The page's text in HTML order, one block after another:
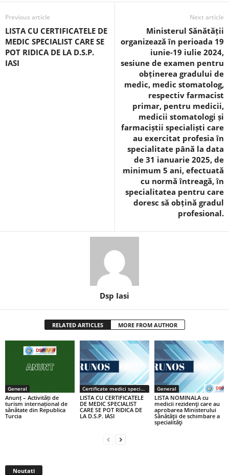
Previous article
LISTA CU CERTIFICATELE DE
MEDIC SPECIALIST CARE SE
POT RIDICA DE LA D.S.P.
IASI
Next article
Ministerul Sănătății
organizează în perioada 19
iunie-19 iulie 2024,
sesiune de examen pentru
obținerea gradului de
medic, medic stomatolog,
respectiv farmacist
primar, pentru medicii,
medicii stomatologi și
farmaciștii specialiști care
au exercitat profesia în
specialitate până la data
de 31 ianuarie 2025, de
minimum 5 ani, efectuată
cu normă întreagă, în
specialitatea pentru care
doresc să obțină gradul
profesional.
Dsp Iasi
RELATED ARTICLES MORE FROM AUTHOR
General
Anunț – Activități de
turism internațional de
sănătate din Republica
Turcia
Certificate medici specialiști / primari
LISTA CU CERTIFICATELE
DE MEDIC SPECIALIST
CARE SE POT RIDICA DE
LA D.S.P. IASI
General
LISTA NOMINALA cu
medicii rezidenţi care au
aprobarea Ministerului
Sănătăţii de schimbare a
specialităţi
Noutati